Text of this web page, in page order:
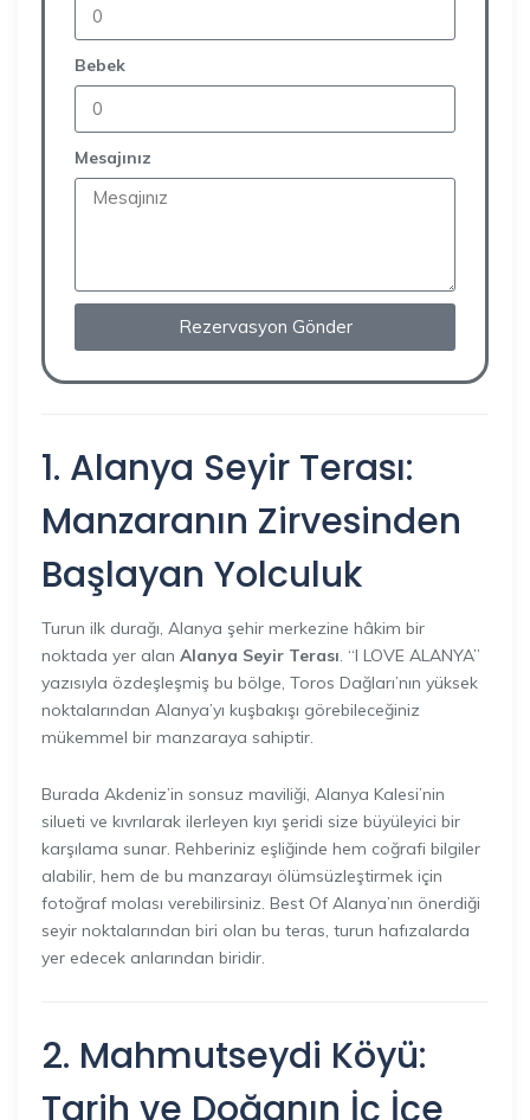
Bebek
Mesajınız
Rezervasyon Gönder
1. Alanya Seyir Terası:
Manzaranın Zirvesinden
Başlayan Yolculuk
Turun ilk durağı, Alanya şehir merkezine hâkim bir
noktada yer alan Alanya Seyir Terası. “I LOVE ALANYA”
yazısıyla özdeşleşmiş bu bölge, Toros Dağları’nın yüksek
noktalarından Alanya’yı kuşbakışı görebileceğiniz
mükemmel bir manzaraya sahiptir.
Burada Akdeniz’in sonsuz maviliği, Alanya Kalesi’nin
silueti ve kıvrılarak ilerleyen kıyı şeridi size büyüleyici bir
karşılama sunar. Rehberiniz eşliğinde hem coğrafi bilgiler
alabilir, hem de bu manzarayı ölümsüzleştirmek için
fotoğraf molası verebilirsiniz. Best Of Alanya’nın önerdiği
seyir noktalarından biri olan bu teras, turun hafızalarda
yer edecek anlarından biridir.
2. Mahmutseydi Köyü:
Tarih ve Doğanın İç İçe